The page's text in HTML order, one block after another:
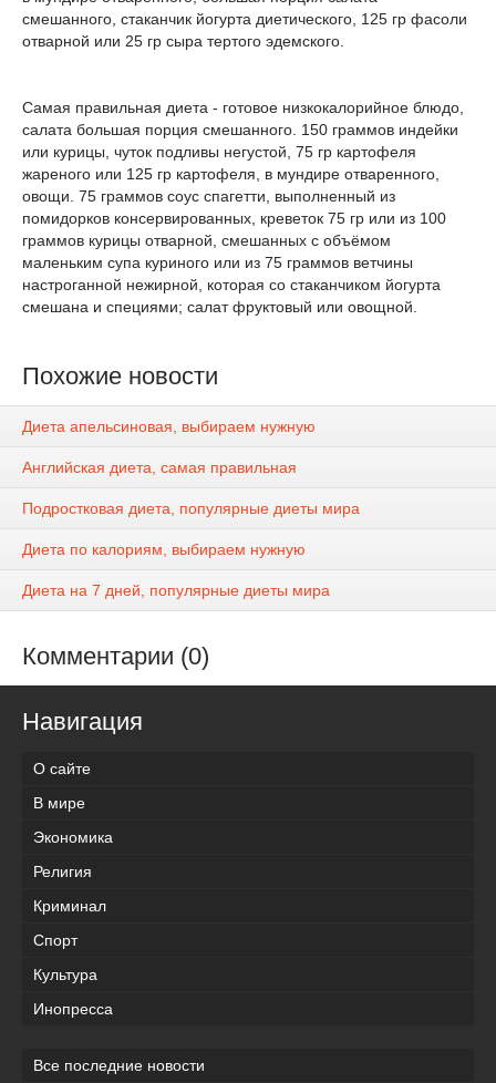
смешанного, стаканчик йогурта диетического, 125 гр фасоли
отварной или 25 гр сыра тертого эдемского.
Самая правильная диета - готовое низкокалорийное блюдо,
салата большая порция смешанного. 150 граммов индейки
или курицы, чуток подливы негустой, 75 гр картофеля
жареного или 125 гр картофеля, в мундире отваренного,
овощи. 75 граммов соус спагетти, выполненный из
помидорков консервированных, креветок 75 гр или из 100
граммов курицы отварной, смешанных с объёмом
маленьким супа куриного или из 75 граммов ветчины
настроганной нежирной, которая со стаканчиком йогурта
смешана и специями; салат фруктовый или овощной.
Похожие новости
Диета апельсиновая, выбираем нужную
Английская диета, самая правильная
Подростковая диета, популярные диеты мира
Диета по калориям, выбираем нужную
Диета на 7 дней, популярные диеты мира
Комментарии (0)
Навигация
О сайте
В мире
Экономика
Религия
Криминал
Спорт
Культура
Инопресса
Все последние новости